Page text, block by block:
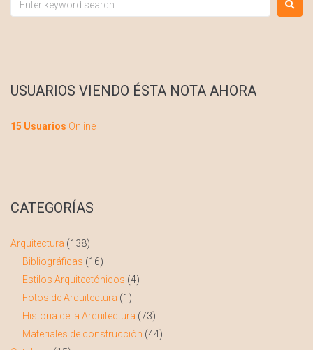
USUARIOS VIENDO ÉSTA NOTA AHORA
15 Usuarios Online
CATEGORÍAS
Arquitectura (138)
Bibliográficas (16)
Estilos Arquitectónicos (4)
Fotos de Arquitectura (1)
Historia de la Arquitectura (73)
Materiales de construcción (44)